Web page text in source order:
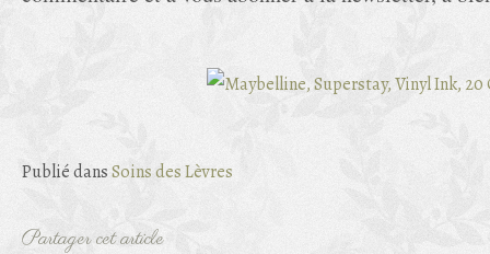
Publié dansSoins des Lèvres
Partager cet article